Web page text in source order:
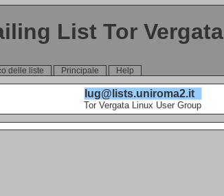
List Tor Vergata
delle liste Principale Help
lug@lists.uniroma2.it
Tor Vergata Linux User Group